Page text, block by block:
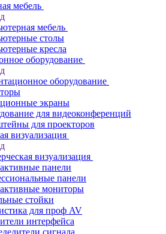
мебель
мебель
столы
кресла
оборудование
оборудование
экраны
для видеоконференций
для проекторов
визуализация
визуализация
панели
панели
мониторы
стойки
для проф AV
интерфейса
сигнала